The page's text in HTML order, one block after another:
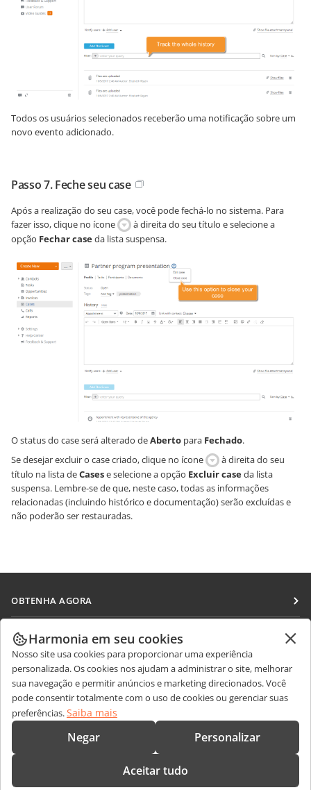
Todos os usuários selecionados receberão uma notificação sobre um
novo evento adicionado.
Passo 7. Feche seu case
Após a realização do seu case, você pode fechá-lo no sistema. Para
fazer isso, clique no ícone
à direita do seu título e selecione a
opção Fechar caseda lista suspensa.
O status do case será alterado deAberto para Fechado.
Se desejar excluir o case criado, clique no ícone
à direita do seu
título na lista deCasese selecione a opção Excluir caseda lista
suspensa. Lembre-se de que, neste caso, todas as informações
relacionadas (incluindo histórico e documentação) serão excluídas e
não poderão ser restauradas.
OBTENHA AGORA
Docs
DocSpace
Workspace
Conectores
Aplicativos para desktop
Aplicativos móveis
COLABORAR
Para colaboradores
Para tradutores
Para influenciadores
Vagas
RECEBA NOTÍCIAS
Blog
OBTER AJUDA
Fórum
Cursos de treinamento
CONTATE-NOS
Perguntas sobre vendas
sales@onlyoffice.com
Harmonia em seu cookies
Nosso site usa cookies para proporcionar uma experiência
personalizada. Os cookies nos ajudam a administrar o site, melhorar
sua navegação e permitir anúncios e marketing direcionados. Você
pode consentir totalmente com o uso de cookies ou gerenciar suas
preferências.Saiba mais
Negar Personalizar
Aceitar tudo